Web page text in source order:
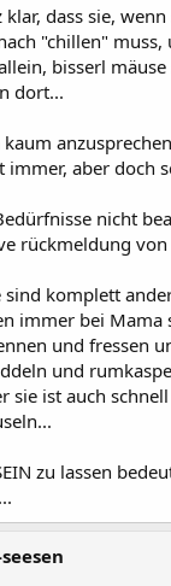
dass sie,
"chillen"
bisserl
dort...
immer, aber doch
nicht
rückmeldung von
komplett
immer bei Mama
und fressen
und
sie ist auch
zu lassen